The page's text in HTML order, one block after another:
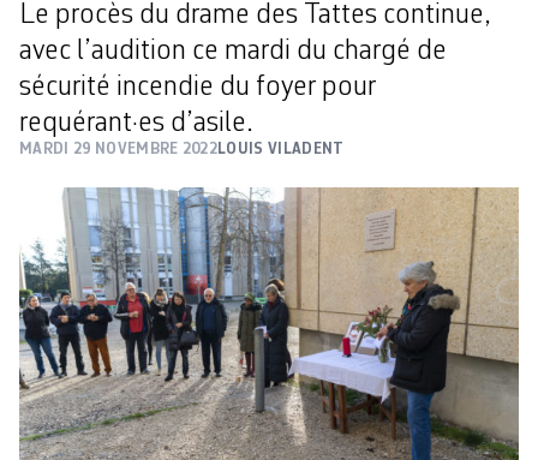
Le procès du drame des Tattes continue,
avec l’audition ce mardi du chargé de
sécurité incendie du foyer pour
requérant·es d’asile.
MARDI 29 NOVEMBRE 2022LOUIS VILADENT